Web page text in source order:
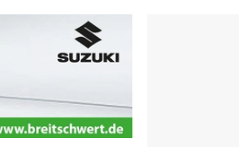
sorgte